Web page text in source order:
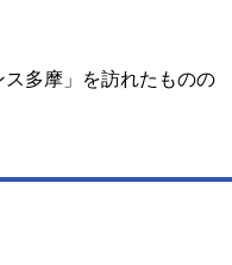
多摩」を訪れたものの